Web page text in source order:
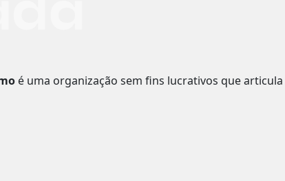
é uma organização sem fins lucrativos que articula